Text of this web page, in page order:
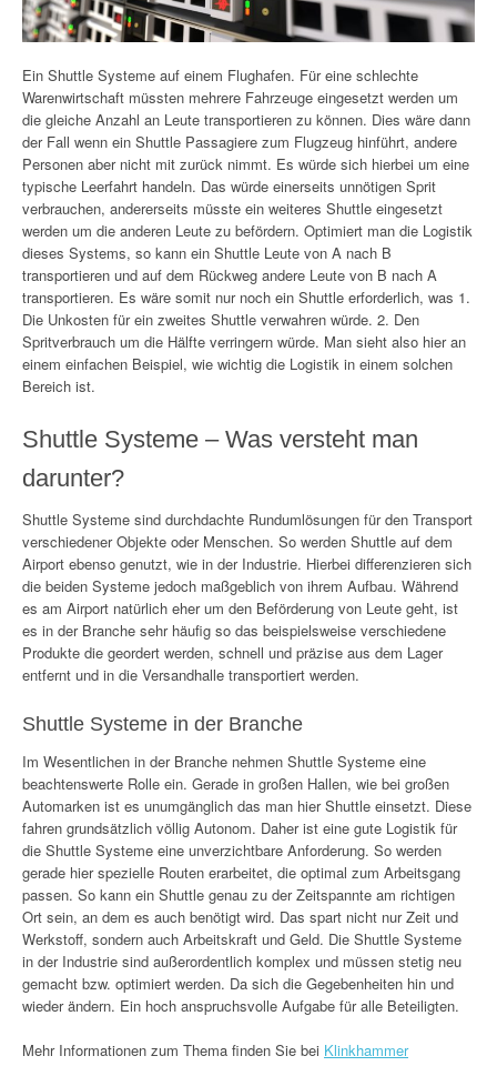
Ein Shuttle Systeme auf einem Flughafen. Für eine schlechte
Warenwirtschaft müssten mehrere Fahrzeuge eingesetzt werden um
die gleiche Anzahl an Leute transportieren zu können. Dies wäre dann
der Fall wenn ein Shuttle Passagiere zum Flugzeug hinführt, andere
Personen aber nicht mit zurück nimmt. Es würde sich hierbei um eine
typische Leerfahrt handeln. Das würde einerseits unnötigen Sprit
verbrauchen, andererseits müsste ein weiteres Shuttle eingesetzt
werden um die anderen Leute zu befördern. Optimiert man die Logistik
dieses Systems, so kann ein Shuttle Leute von A nach B
transportieren und auf dem Rückweg andere Leute von B nach A
transportieren. Es wäre somit nur noch ein Shuttle erforderlich, was 1.
Die Unkosten für ein zweites Shuttle verwahren würde. 2. Den
Spritverbrauch um die Hälfte verringern würde. Man sieht also hier an
einem einfachen Beispiel, wie wichtig die Logistik in einem solchen
Bereich ist.
Shuttle Systeme – Was versteht man
darunter?
Shuttle Systeme sind durchdachte Rundumlösungen für den Transport
verschiedener Objekte oder Menschen. So werden Shuttle auf dem
Airport ebenso genutzt, wie in der Industrie. Hierbei differenzieren sich
die beiden Systeme jedoch maßgeblich von ihrem Aufbau. Während
es am Airport natürlich eher um den Beförderung von Leute geht, ist
es in der Branche sehr häufig so das beispielsweise verschiedene
Produkte die geordert werden, schnell und präzise aus dem Lager
entfernt und in die Versandhalle transportiert werden.
Shuttle Systeme in der Branche
Im Wesentlichen in der Branche nehmen Shuttle Systeme eine
beachtenswerte Rolle ein. Gerade in großen Hallen, wie bei großen
Automarken ist es unumgänglich das man hier Shuttle einsetzt. Diese
fahren grundsätzlich völlig Autonom. Daher ist eine gute Logistik für
die Shuttle Systeme eine unverzichtbare Anforderung. So werden
gerade hier spezielle Routen erarbeitet, die optimal zum Arbeitsgang
passen. So kann ein Shuttle genau zu der Zeitspannte am richtigen
Ort sein, an dem es auch benötigt wird. Das spart nicht nur Zeit und
Werkstoff, sondern auch Arbeitskraft und Geld. Die Shuttle Systeme
in der Industrie sind außerordentlich komplex und müssen stetig neu
gemacht bzw. optimiert werden. Da sich die Gegebenheiten hin und
wieder ändern. Ein hoch anspruchsvolle Aufgabe für alle Beteiligten.
Mehr Informationen zum Thema finden Sie bei Klinkhammer